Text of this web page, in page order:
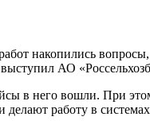
накопились
АО
в него вошли. При
работу в